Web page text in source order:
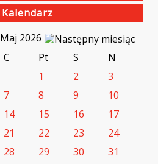
Kalendarz
Maj 2026
C Pt S
N
1
2
3
7 8 9
10
14 15 16
17
21 22 23
24
28 29 30 31